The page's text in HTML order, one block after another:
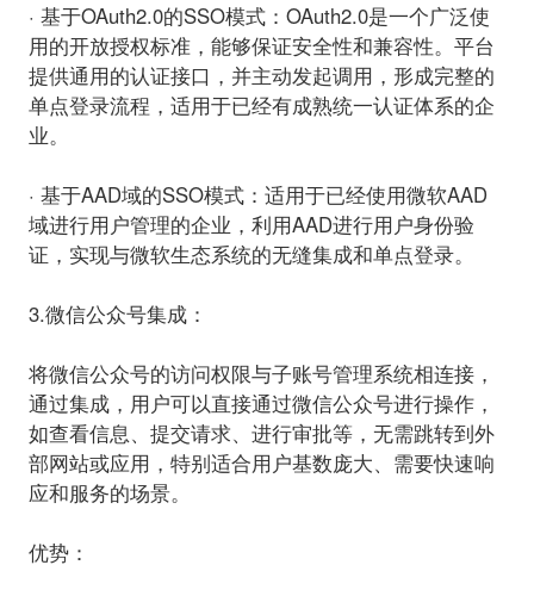
· 基于OAuth2.0的SSO模式： OAuth2.0是一个广泛使
用的开放授权标准，能够保证安全性和兼容性。平台
提供通用的认证接口，并主动发起调用，形成完整的
单点登录流程，适用于已经有成熟统一认证体系的企
业。
· 基于AAD域的SSO模式： 适用于已经使用微软AAD
域进行用户管理的企业，利用AAD进行用户身份验
证，实现与微软生态系统的无缝集成和单点登录。
3.微信公众号集成：
将微信公众号的访问权限与子账号管理系统相连接，
通过集成，用户可以直接通过微信公众号进行操作，
如查看信息、提交请求、进行审批等，无需跳转到外
部网站或应用，特别适合用户基数庞大、需要快速响
应和服务的场景。
优势：